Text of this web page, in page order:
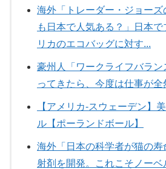
海外「トレーダー・ジョー
も日本で人気ある？」日本
リカのエコバッグに対す...
豪州人「ワークライフバラ
ってきたら、今度は仕事が全
【アメリカ-スウェーデン】
ル【ポーランドボール】
海外「日本の科学者が猫の
射剤を開発。これこそノーベ